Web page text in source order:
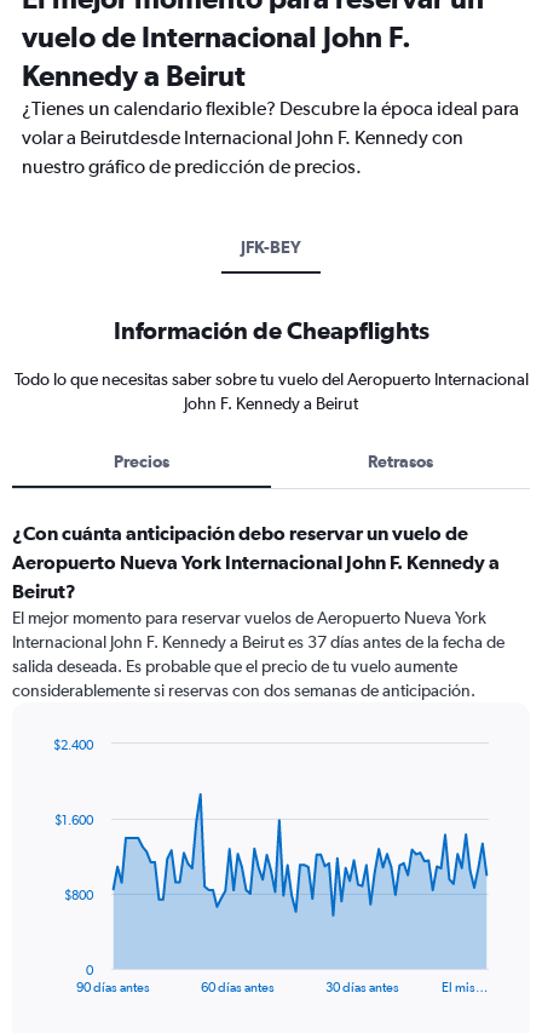
vuelo de Internacional John F.
Kennedy a Beirut
¿Tienes un calendario flexible? Descubre la época ideal para
volar a Beirutdesde Internacional John F. Kennedy con
nuestro gráfico de predicción de precios.
JFK-BEY
Información de Cheapflights
Todo lo que necesitas saber sobre tu vuelo del Aeropuerto Internacional
John F. Kennedy a Beirut
Precios Retrasos
¿Con cuánta anticipación debo reservar un vuelo de
Aeropuerto Nueva York Internacional John F. Kennedy a
Beirut?
El mejor momento para reservar vuelos de Aeropuerto Nueva York
Internacional John F. Kennedy a Beirut es 37 días antes de la fecha de
salida deseada. Es probable que el precio de tu vuelo aumente
considerablemente si reservas con dos semanas de anticipación.
data
The
90 días antes 60 días antes 30 días antes El mis…
0
$800
$1.600
$2.400